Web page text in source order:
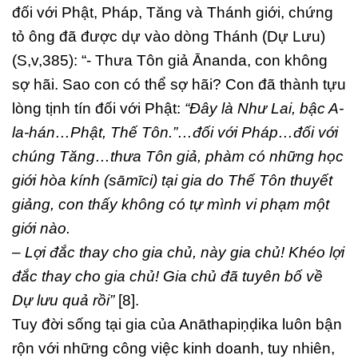
đối với Phật, Pháp, Tăng và Thánh giới, chứng
tỏ ông đã được dự vào dòng Thánh (Dự Lưu)
(S,v,385): “- Thưa Tôn giả Ānanda, con không
sợ hãi. Sao con có thể sợ hãi? Con đã thành tựu
lòng tịnh tín đối với Phật: “Đây là Như Lai, bậc A-
la-hán…Phật, Thế Tôn.”…đối với Pháp…đối với
chúng Tăng…thưa Tôn giả, phàm có những học
giới hòa kính (sāmīci) tại gia do Thế Tôn thuyết
giảng, con thấy không có tự mình vi phạm một
giới nào.
– Lợi đắc thay cho gia chủ, này gia chủ! Khéo lợi
đắc thay cho gia chủ! Gia chủ đã tuyên bố về
Dự lưu quả rồi”[8].
Tuy đời sống tại gia của Anāthapiṇḍika luôn bận
rộn với những công việc kinh doanh, tuy nhiên,